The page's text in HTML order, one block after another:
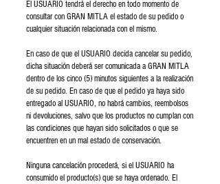
El USUARIO tendrá el derecho en todo momento de
consultar con GRAN MITLA el estado de su pedido o
cualquier situación relacionada con el mismo.
En caso de que el USUARIO decida cancelar su pedido,
dicha situación deberá ser comunicada a GRAN MITLA
dentro de los cinco (5) minutos siguientes a la realización
de su pedido. En caso de que el pedido ya haya sido
entregado al USUARIO, no habrá cambios, reembolsos
ni devoluciones, salvo que los productos no cumplan con
las condiciones que hayan sido solicitados o que se
encuentren en un mal estado de conservación.
Ninguna cancelación procederá, si el USUARIO ha
consumido el producto(s) que se haya ordenado. El